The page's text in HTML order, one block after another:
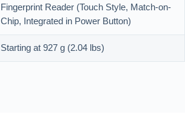
Fingerprint Reader (Touch Style, Match-on-
Chip, Integrated in Power Button)
Starting at 927 g (2.04 lbs)